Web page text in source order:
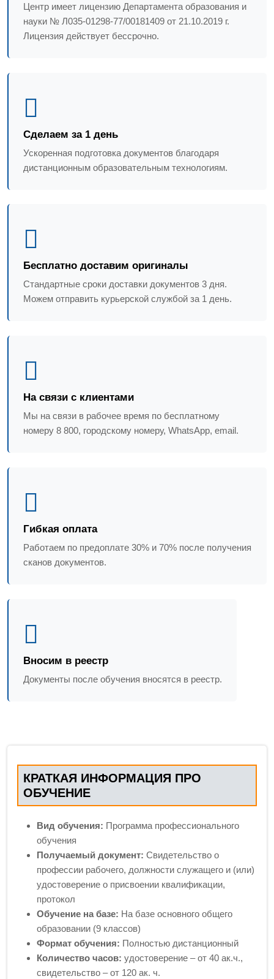
Центр имеет лицензию Департамента образования и
науки № Л035-01298-77/00181409 от 21.10.2019 г.
Лицензия действует бессрочно.
Сделаем за 1 день
Ускоренная подготовка документов благодаря
дистанционным образовательным технологиям.
Бесплатно доставим оригиналы
Стандартные сроки доставки документов 3 дня.
Можем отправить курьерской службой за 1 день.
На связи с клиентами
Мы на связи в рабочее время по бесплатному
номеру 8 800, городскому номеру, WhatsApp, email.
Гибкая оплата
Работаем по предоплате 30% и 70% после получения
сканов документов.
Вносим в реестр
Документы после обучения вносятся в реестр.
КРАТКАЯ ИНФОРМАЦИЯ ПРО
ОБУЧЕНИЕ
Вид обучения: Программа профессионального
обучения
Получаемый документ: Свидетельство о
профессии рабочего, должности служащего и (или)
удостоверение о присвоении квалификации,
протокол
Обучение на базе: На базе основного общего
образовании (9 классов)
Формат обучения: Полностью дистанционный
Количество часов: удостоверение – от 40 ак.ч.,
свидетельство – от 120 ак. ч.